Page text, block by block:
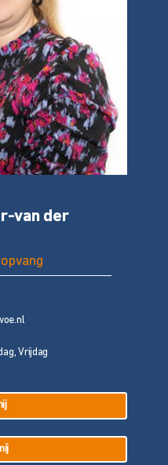
van der
Vrijdag